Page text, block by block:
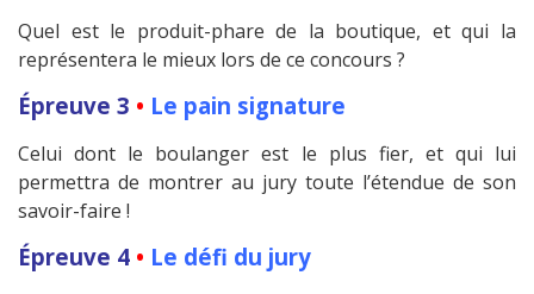
Quel est le produit-phare de la boutique, et qui la
représentera le mieux lors de ce concours ?
Épreuve 3 • Le pain signature
Celui dont le boulanger est le plus fier, et qui lui
permettra de montrer au jury toute l’étendue de son
savoir-faire !
Épreuve 4 • Le défi du jury